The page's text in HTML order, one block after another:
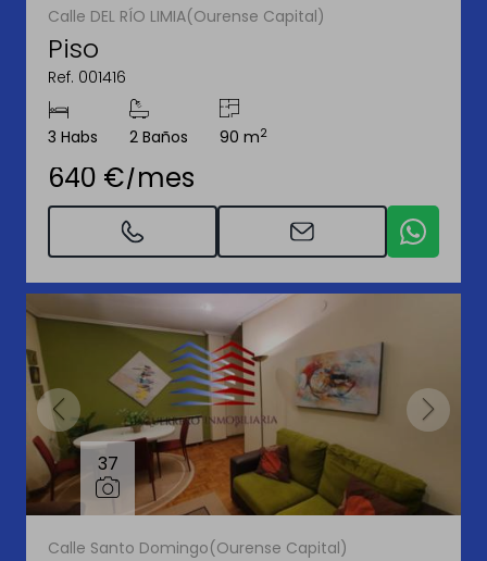
Calle DEL RÍO LIMIA(Ourense Capital)
Piso
Ref. 001416
3 Habs 2 Baños 90 m2
640 €/mes
37
Calle Santo Domingo(Ourense Capital)